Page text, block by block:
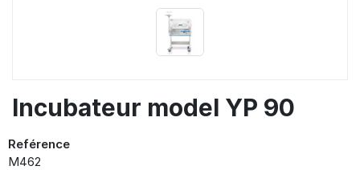
Incubateur model YP 90
Reférence
M462